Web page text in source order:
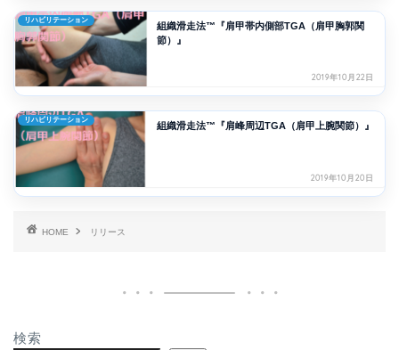
リハビリテーション
組織滑走法™『肩甲帯内側部TGA（肩甲胸郭関
節）』
2019年10月22日
リハビリテーション
組織滑走法™『肩峰周辺TGA（肩甲上腕関節）』
2019年10月20日
HOME リリース
検索